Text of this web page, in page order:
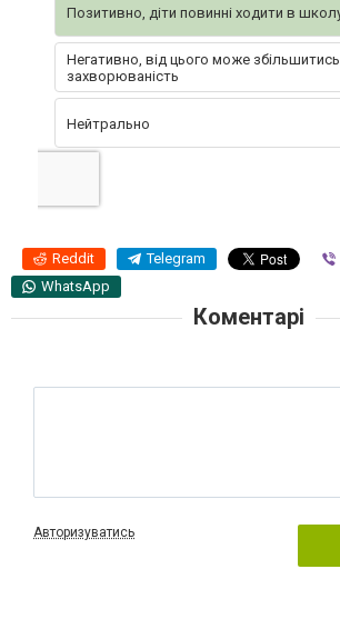
Позитивно, діти повинні ходити в
Негативно, від цього може збільшитись
захворюваність
Нейтрально
Reddit Telegram
WhatsApp
Коментарі
Авторизуватись